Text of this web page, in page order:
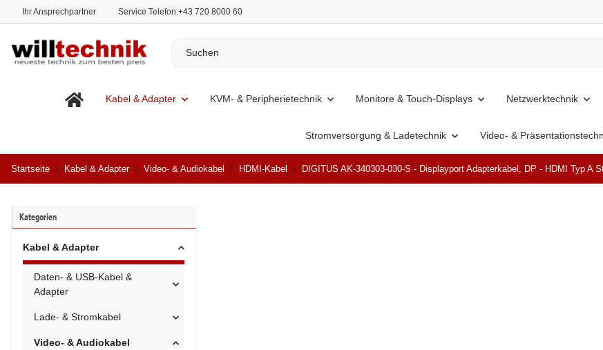
Ihr Ansprechpartner Service Telefon:+43 720 8000 60
Kabel & Adapter KVM- & Peripherietechnik Monitore & Touch-Displays Netzwerktechnik
Stromversorgung & Ladetechnik Video- &
Startseite Kabel & Adapter Video- & Audiokabel HDMI-Kabel DIGITUS AK-340303-030-S - Displayport Adapterkabel, DP - HDMI Typ
Kategorien
Kabel & Adapter
Daten- & USB-Kabel &
Adapter
Lade- & Stromkabel
Video- & Audiokabel